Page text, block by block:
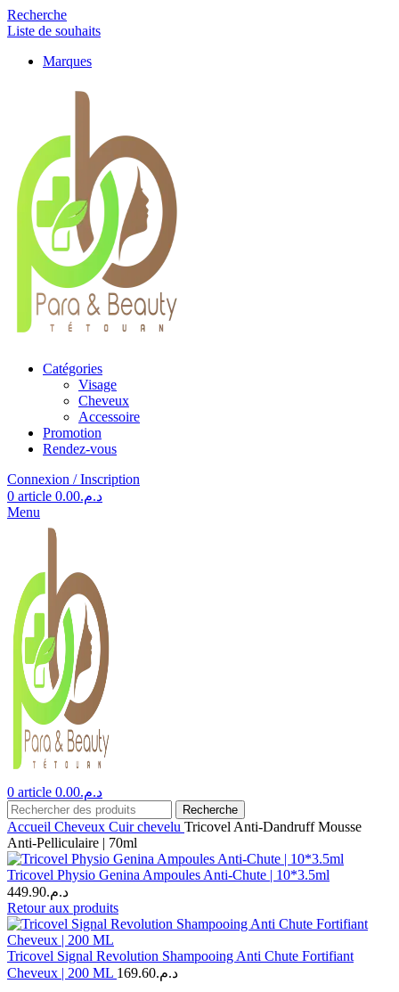
Recherche
Liste de souhaits
Marques
Catégories
Visage
Cheveux
Accessoire
Promotion
Rendez-vous
Connexion / Inscription
0 article د.م.0.00
Menu
0 article د.م.0.00
Recherche
Accueil Cheveux Cuir chevelu Tricovel Anti-Dandruff Mousse
Anti-Pelliculaire | 70ml
Tricovel Physio Genina Ampoules Anti-Chute | 10*3.5ml
د.م.449.90
Retour aux produits
Tricovel Signal Revolution Shampooing Anti Chute Fortifiant
Cheveux | 200 ML
د.م.169.60